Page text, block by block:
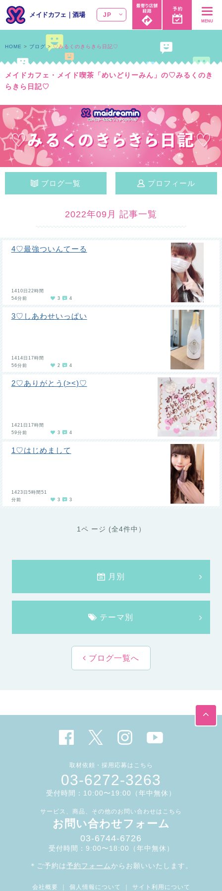
メイドカフェ ｜酒場 JP
MENU
メイドカフェ・メイド喫茶「めいどりーみん」の♡みるくのき
らきら日記♡
HOME ブログ ♡みるくのきらきら日記♡
ブログ一覧 プロフィール
2022年09月 記事一覧
4♡最強ついんてーる
1410日22時間
54分前
3 4
3♡しあわせいっぱい
1414日17時間
56分前
2 4
2♡ありがとう(><)♡
1421日17時間
59分前
3 4
1♡はじめまして
1423日5時間51
分前
3 3
1ペ ージ (全4件中）
月別
テーマ別
ブログ一覧へ
取材依頼・採用応募はこちら
03-6272-3263
受付時間：10:00〜19:00（年中無休）
サービス、商品、その他のお問い合わせはこちら
お問い合わせフォーム
03-6744-6726
受付時間：9:00〜18:00（年中無休）
＊ご予約は予約フォーム からお願いいたします。
会社概要 ｜ 個人情報について ｜ サイト利用について